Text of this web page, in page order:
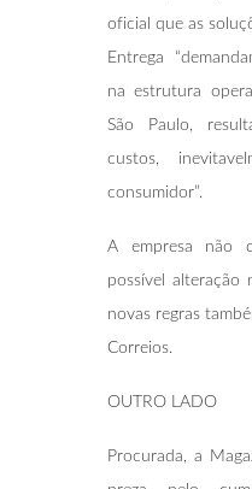
oficial que as
Entrega
na estrutura
São Paulo,
custos,
consumidor”.
A empresa não
possível
novas regras
Correios.
OUTRO LADO
Procurada, a